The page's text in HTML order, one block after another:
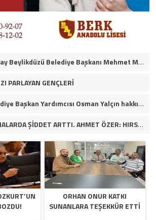
Gazeteci Erdem Atay Beylikdüzü Belediye Başkanı Mehmet Murat Çalık’ın itirafçı olacağını iddia etti.
PARLAYAN GENÇLERİ
Eski Esenyurt Belediye Başkan Yardımcısı Osman Yalçın hakkında yakalama kararı
KARŞILIKLI SUÇLAMALARDA ŞİDDET ARTTI. AHMET ÖZER: HIRSIZ HANGİ PARTİDEN OLURSA OLSUN İFŞA EDERİM. VİDEOLU HABER
ORHAN ONUR KATKI
SUNANLARA TEŞEKKÜR ETTİ